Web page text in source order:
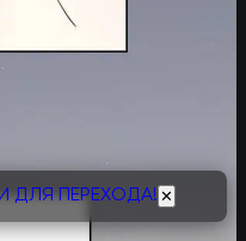
ДЛЯ ПЕРЕХОДА! ✕